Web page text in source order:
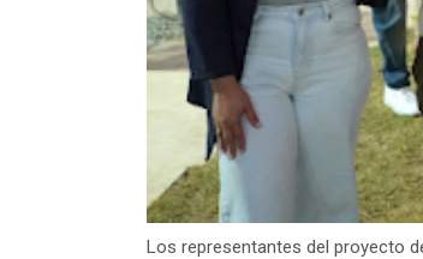
Los representantes del proyecto